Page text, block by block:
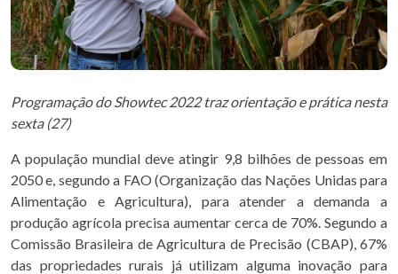
Programação do Showtec 2022 traz orientação e prática nesta
sexta (27)
A população mundial deve atingir 9,8 bilhões de pessoas em
2050 e, segundo a FAO (Organização das Nações Unidas para
Alimentação e Agricultura), para atender a demanda a
produção agrícola precisa aumentar cerca de 70%. Segundo a
Comissão Brasileira de Agricultura de Precisão (CBAP), 67%
das propriedades rurais já utilizam alguma inovação para